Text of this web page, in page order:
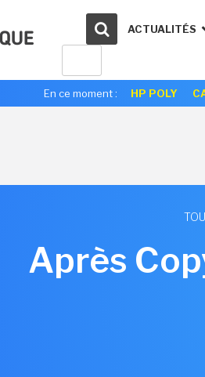
ACTUALITÉS
En ce moment : HP POLY
Après